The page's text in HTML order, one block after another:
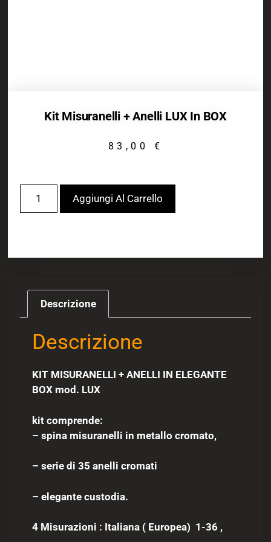
Kit Misuranelli + Anelli LUX In BOX
83,00 €
Aggiungi Al Carrello
Descrizione
Descrizione
KIT MISURANELLI + ANELLI IN ELEGANTE
BOX mod. LUX
kit comprende:
– spina misuranelli in metallo cromato,
– serie di 35 anelli cromati
– elegante custodia.
4 Misurazioni : Italiana ( Europea) 1-36 ,